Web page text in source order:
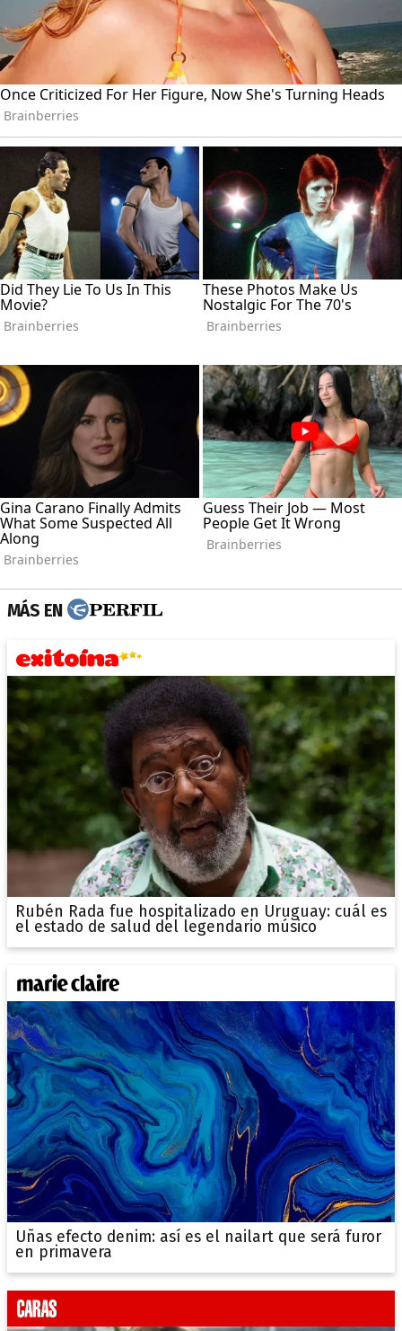
MÁS EN
Rubén Rada fue hospitalizado en Uruguay: cuál es
el estado de salud del legendario músico
Uñas efecto denim: así es el nailart que será furor
en primavera